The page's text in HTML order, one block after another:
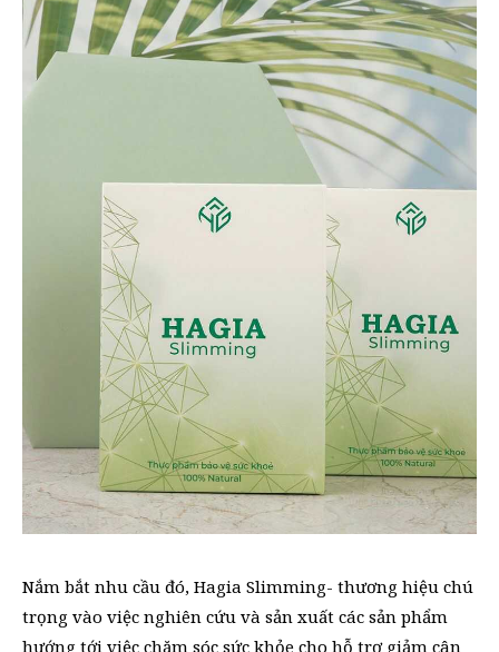
Nắm bắt nhu cầu đó, Hagia Slimming- thương hiệu chú
trọng vào việc nghiên cứu và sản xuất các sản phẩm
hướng tới việc chăm sóc sức khỏe cho hỗ trợ giảm cân